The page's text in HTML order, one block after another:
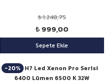
₺ 1.248,75
₺ 999,00
Sepete Ekle
-20%
Niken H7 Led Xenon Pro Serisi
6400 Lümen 6500 K 32W